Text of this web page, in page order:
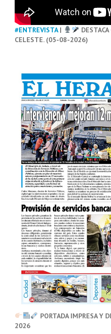
#ENTREVISTA|
CELESTE. (05-08-2026)
PORTADA IMPRESA Y
2026